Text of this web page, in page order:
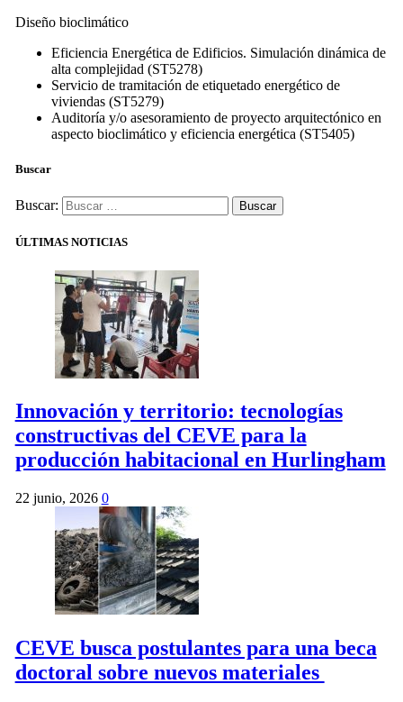
Diseño bioclimático
Eficiencia Energética de Edificios. Simulación dinámica de
alta complejidad (ST5278)
Servicio de tramitación de etiquetado energético de
viviendas (ST5279)
Auditoría y/o asesoramiento de proyecto arquitectónico en
aspecto bioclimático y eficiencia energética (ST5405)
Buscar
Buscar:
ÚLTIMAS NOTICIAS
Innovación y territorio: tecnologías
constructivas del CEVE para la
producción habitacional en Hurlingham
22 junio, 2026 0
CEVE busca postulantes para una beca
doctoral sobre nuevos materiales